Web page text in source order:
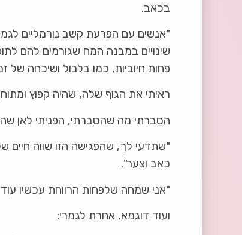
בכאב.
"אנשים עם הפרעת קשב נורמליים
שינויים במבנה המח שגורמים להם
פחות חיוביות, כמו בלבול ושיכחה של
ראיתי את הגוף שלה, שהיה קפוץ
הסברתי מה שהסברתי, הפניתי לאן
כאב וצער".
"אני שמחה שלפחות הרווחת עכשיו
ועוד דוגמא, אחרת לגמרי: